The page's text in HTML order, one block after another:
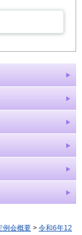
例会概要 > 令和6年12